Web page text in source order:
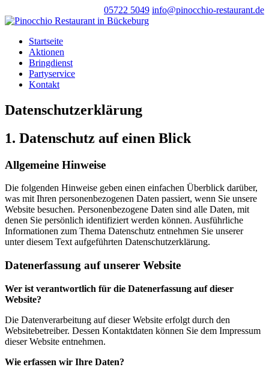
05722 5049 info@pinocchio-restaurant.de
Startseite
Aktionen
Bringdienst
Partyservice
Kontakt
Datenschutzerklärung
1. Datenschutz auf einen Blick
Allgemeine Hinweise
Die folgenden Hinweise geben einen einfachen Überblick darüber,
was mit Ihren personenbezogenen Daten passiert, wenn Sie unsere
Website besuchen. Personenbezogene Daten sind alle Daten, mit
denen Sie persönlich identifiziert werden können. Ausführliche
Informationen zum Thema Datenschutz entnehmen Sie unserer
unter diesem Text aufgeführten Datenschutzerklärung.
Datenerfassung auf unserer Website
Wer ist verantwortlich für die Datenerfassung auf dieser
Website?
Die Datenverarbeitung auf dieser Website erfolgt durch den
Websitebetreiber. Dessen Kontaktdaten können Sie dem Impressum
dieser Website entnehmen.
Wie erfassen wir Ihre Daten?